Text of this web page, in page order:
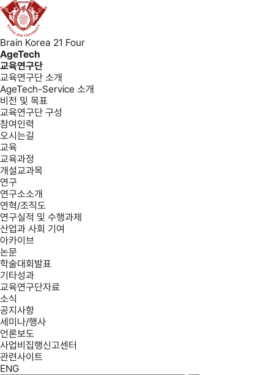
Brain Korea 21 Four
AgeTech
교육연구단
교육연구단 소개
AgeTech-Service 소개
비전 및 목표
교육연구단 구성
참여인력
오시는길
교육
교육과정
개설교과목
연구
연구소소개
연혁/조직도
연구실적 및 수행과제
산업과 사회 기여
아카이브
논문
학술대회발표
기타성과
교육연구단자료
소식
공지사항
세미나/행사
언론보도
사업비집행신고센터
관련사이트
ENG